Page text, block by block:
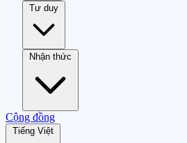
Tư duy
Nhận thức
Cộng đồng
Tiếng Việt